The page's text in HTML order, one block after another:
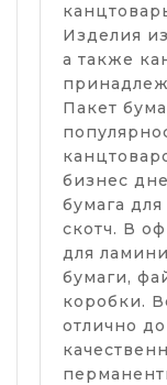
Изделия
а также
Пакет
бизнес
бумага
скотч. В
для
бумаги,
коробки.
отлично